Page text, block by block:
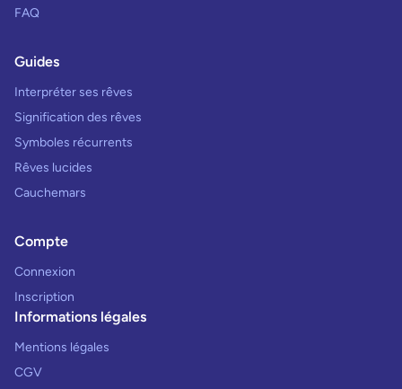
FAQ
Guides
Interpréter ses rêves
Signification des rêves
Symboles récurrents
Rêves lucides
Cauchemars
Compte
Connexion
Inscription
Informations légales
Mentions légales
CGV